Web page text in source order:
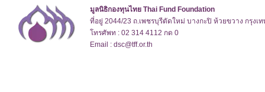
มูลนิธิกองทุนไทย Thai Fund Foundation
ที่อยู่ 2044/23 ถ.เพชรบุรีตัดใหม่ บางกะปิ ห้วยขวาง กรุงเ
โทรศัพท : 02 314 4112 กด 0
Email : dsc@tff.or.th